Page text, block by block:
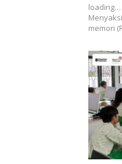
loading…
memori